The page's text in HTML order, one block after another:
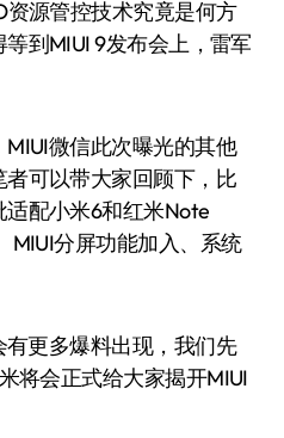
源管控技术究竟是何方
到MIUI 9发布会上，雷军
微信此次曝光的其他
可以带大家回顾下，比
配小米6和红米Note
MIUI分屏功能加入、系统
更多爆料出现，我们先
将会正式给大家揭开MIUI